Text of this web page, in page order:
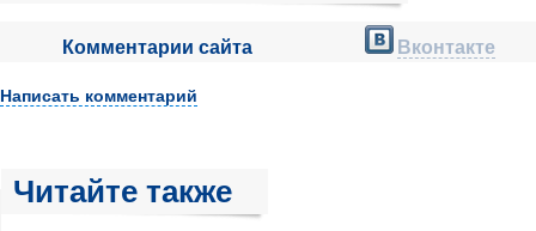
Комментарии сайта Вконтакте
Написать комментарий
Читайте также